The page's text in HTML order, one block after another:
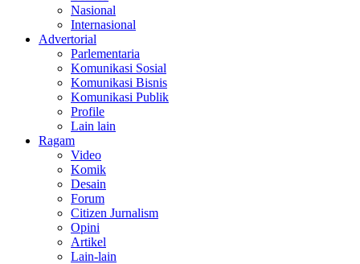
Nasional
Internasional
Advertorial
Parlementaria
Komunikasi Sosial
Komunikasi Bisnis
Komunikasi Publik
Profile
Lain lain
Ragam
Video
Komik
Desain
Forum
Citizen Jurnalism
Opini
Artikel
Lain-lain